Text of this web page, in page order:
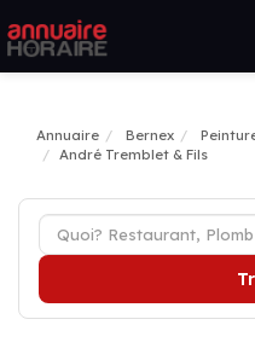
Annuaire Bernex
André Tremblet & Fils